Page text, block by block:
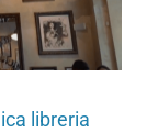
libreria